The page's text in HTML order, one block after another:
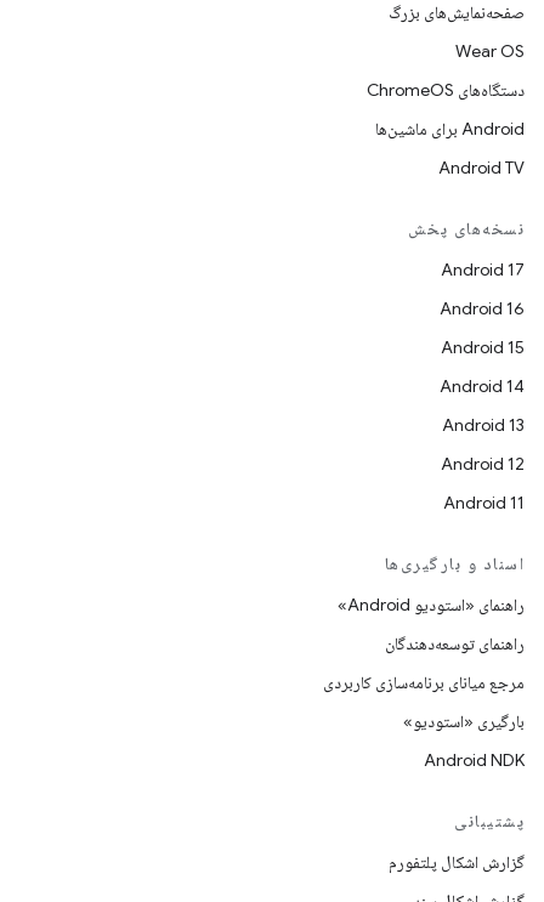
صفحه‌نمایش‌های بزرگ
Wear OS
دستگاه‌های ChromeOS
Android برای ماشین‌ها
Android TV
نسخه‌های پخش
Android 17
Android 16
Android 15
Android 14
Android 13
Android 12
Android 11
اسناد و بارگیری‌ها
راهنمای «استودیو Android»
راهنمای توسعه‌دهندگان
مرجع میانای برنامه‌سازی کاربردی
بارگیری «استودیو»
Android NDK
پشتیبانی
گزارش اشکال پلتفورم